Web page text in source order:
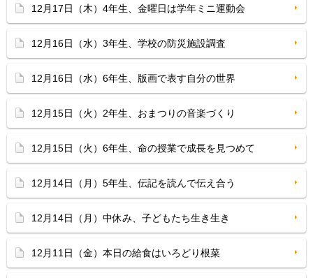
12月17日（木）4年生、金曜日は学年ミニ運動会
12月16日（水）3年生、学校の防災施設調査
12月16日（水）6年生、版画で表す自分の世界
12月15日（火）2年生、おまつりの音楽づくり
12月15日（火）6年生、命の授業で成長を見つめて
12月14日（月）5年生、伝記を読んで伝え合う
12月14日（月）中休み、子どもたち生き生き
12月11日（金）本日の給食はいろどり根菜